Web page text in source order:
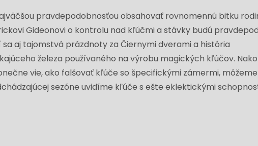
pravdepodobnosťou obsahovať rovnomennú bitku
Gideonovi o kontrolu nad kľúčmi a stávky budú
sa aj tajomstvá prázdnoty za Čiernymi dverami a história
železa používaného na výrobu magických kľúčov.
vie, ako falšovať kľúče so špecifickými zámermi, môžeme
sezóne uvidíme kľúče s ešte eklektickými